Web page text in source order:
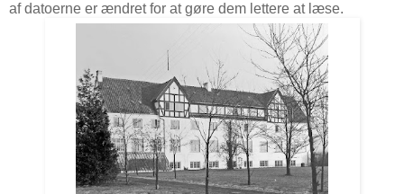
af datoerne er ændret for at gøre dem lettere at læse.